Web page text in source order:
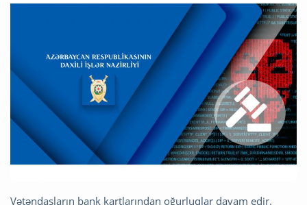
Vətəndaşların bank kartlarından oğurluqlar davam edir.